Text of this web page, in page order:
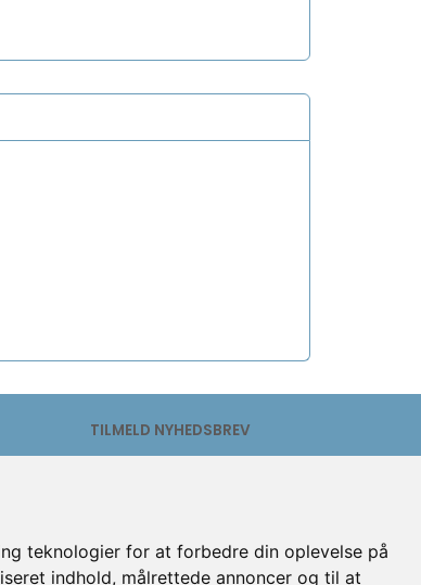
teknologier for at forbedre din oplevelse på
indhold, målrettede annoncer og til at
TILMELD NYHEDSBREV